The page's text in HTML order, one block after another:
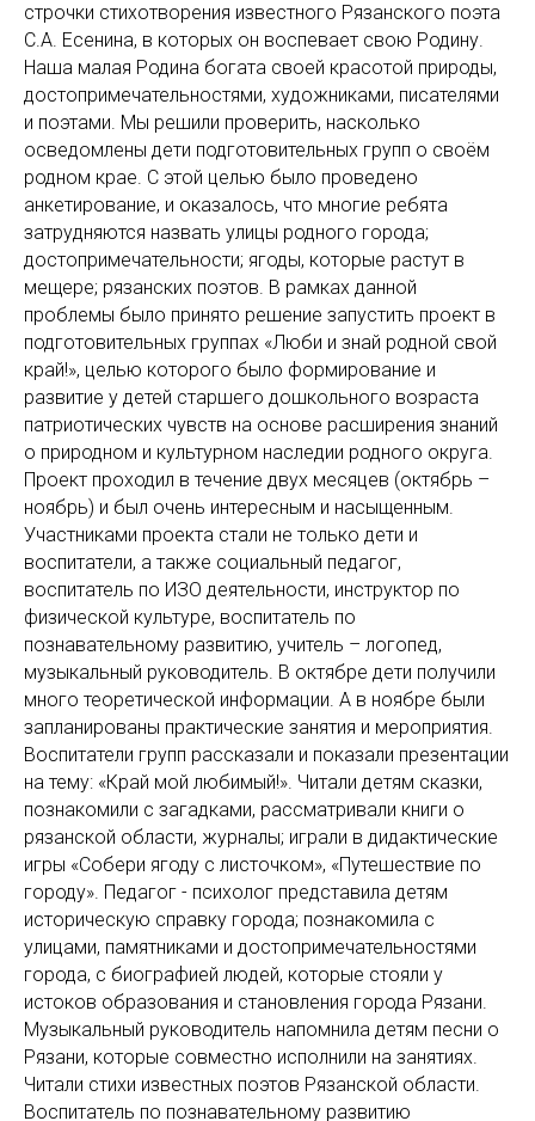
строчки стихотворения известного Рязанского поэта
С.А. Есенина, в которых он воспевает свою Родину.
Наша малая Родина богата своей красотой природы,
достопримечательностями, художниками, писателями
и поэтами. Мы решили проверить, насколько
осведомлены дети подготовительных групп о своём
родном крае. С этой целью было проведено
анкетирование, и оказалось, что многие ребята
затрудняются назвать улицы родного города;
достопримечательности; ягоды, которые растут в
мещере; рязанских поэтов. В рамках данной
проблемы было принято решение запустить проект в
подготовительных группах «Люби и знай родной свой
край!», целью которого было формирование и
развитие у детей старшего дошкольного возраста
патриотических чувств на основе расширения знаний
о природном и культурном наследии родного округа.
Проект проходил в течение двух месяцев (октябрь –
ноябрь) и был очень интересным и насыщенным.
Участниками проекта стали не только дети и
воспитатели, а также социальный педагог,
воспитатель по ИЗО деятельности, инструктор по
физической культуре, воспитатель по
познавательному развитию, учитель – логопед,
музыкальный руководитель. В октябре дети получили
много теоретической информации. А в ноябре были
запланированы практические занятия и мероприятия.
Воспитатели групп рассказали и показали презентации
на тему: «Край мой любимый!». Читали детям сказки,
познакомили с загадками, рассматривали книги о
рязанской области, журналы; играли в дидактические
игры «Собери ягоду с листочком», «Путешествие по
городу». Педагог - психолог представила детям
историческую справку города; познакомила с
улицами, памятниками и достопримечательностями
города, с биографией людей, которые стояли у
истоков образования и становления города Рязани.
Музыкальный руководитель напомнила детям песни о
Рязани, которые совместно исполнили на занятиях.
Читали стихи известных поэтов Рязанской области.
Воспитатель по познавательному развитию